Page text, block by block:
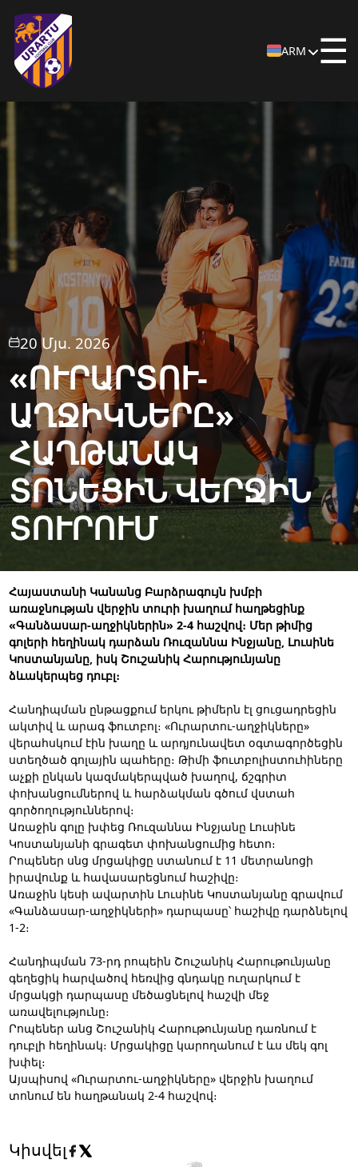
ARM ☰
20 Մյս. 2026
«ՈՒՐԱՐՏՈՒ-
ԱՂՋԻԿՆԵՐԸ»
ՀԱՂԹԱՆԱԿ
ՏՈՆԵՑԻՆ ՎԵՐՋԻՆ
ՏՈՒՐՈՒՄ
Հայաստանի Կանանց Բարձրագույն խմբի
առաջնության վերջին տուրի խաղում հաղթեցինք
«Գանձասար-աղջիկներին» 2-4 հաշվով։ Մեր թիմից
գոլերի հեղինակ դարձան Ռուզաննա Ինջյանը, Լուսինե
Կոստանյանը, իսկ Շուշանիկ Հարությունյանը
ձևակերպեց դուբլ։
Հանդիպման ընթացքում երկու թիմերն էլ ցուցադրեցին
ակտիվ և արագ ֆուտբոլ։ «Ուրարտու-աղջիկները»
վերահսկում էին խաղը և արդյունավետ օգտագործեցին
ստեղծած գոլային պահերը։ Թիմի ֆուտբոլիստուհիները
աչքի ընկան կազմակերպված խաղով, ճշգրիտ
փոխանցումներով և հարձակման գծում վստահ
գործողություններով։
Առաջին գոլը խփեց Ռուզաննա Ինջյանը Լուսինե
Կոստանյանի գրագետ փոխանցումից հետո։
Րոպեներ սնց մրցակիցը ստանում է 11 մետրանոցի
իրավունք և հավասարեցնում հաշիվը։
Առաջին կեսի ավարտին Լուսինե Կոստանյանը գրավում
«Գանձասար-աղջիկների» դարպասը՝ հաշիվը դարձնելով
1-2։
Հանդիպման 73-րդ րոպեին Շուշանիկ Հարութունյանը
գեղեցիկ հարվածով հեռվից գնդակը ուղարկում է
մրցակցի դարպասը մեծացնելով հաշվի մեջ
առավելությունը։
Րոպեներ անց Շուշանիկ Հարութունյանը դառնում է
դուբլի հեղինակ։ Մրցակիցը կարողանում է ևս մեկ գոլ
խփել։
Այսպիսով «Ուրարտու-աղջիկները» վերջին խաղում
տոնում են հաղթանակ 2-4 հաշվով։
Կիսվել